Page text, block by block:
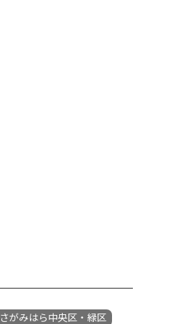
さがみはら中央区・緑区